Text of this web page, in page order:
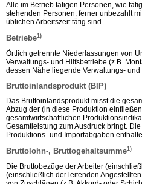
Alle im Betrieb tätigen Personen, wie
stehenden Personen, ferner unbezahlt
üblichen Arbeitszeit tätig sind.
Betriebe1)
Örtlich getrennte Niederlassungen von
Verwaltungs- und Hilfsbetriebe (z.B.
dessen Nähe liegende Verwaltungs-
Bruttoinlandsprodukt (BIP)
Das Bruttoinlandsprodukt misst die
Abzug der (in diese Produktion
gesamtwirtschaftlichen
Gesamtleistung zum Ausdruck bringt.
Produktions- und Importabgaben
Bruttolohn-, Bruttogehaltsumme1)
Die Bruttobezüge der Arbeiter
(einschließlich der leitenden